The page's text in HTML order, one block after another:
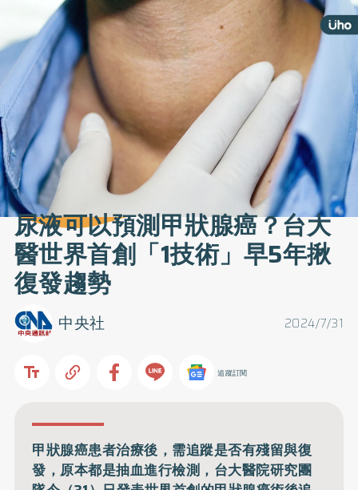
尿液可以預測甲狀腺癌？台大
醫世界首創「1技術」早5年揪
復發趨勢
2024/7/31
中央社
追蹤訂閱
甲狀腺癌患者治療後，需追蹤是否有殘留與復
發，原本都是抽血進行檢測，台大醫院研究團